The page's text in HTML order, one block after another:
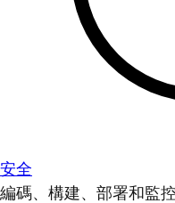
安全
編碼、構建、部署和監